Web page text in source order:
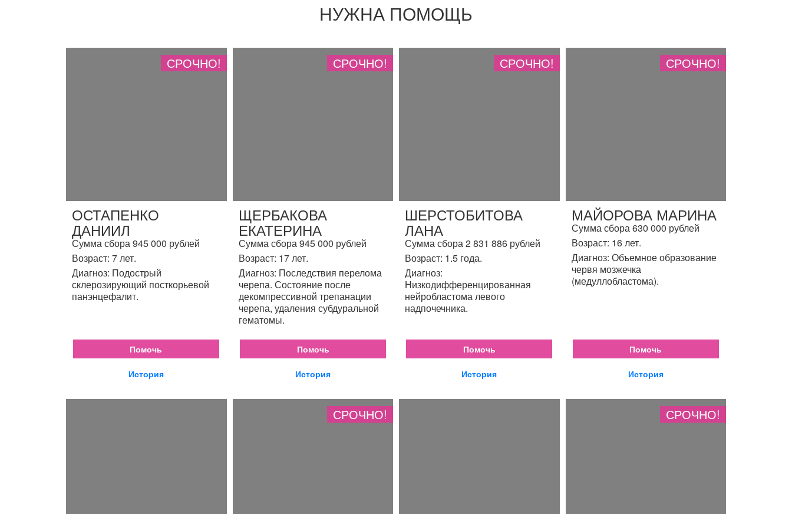
НУЖНА ПОМОЩЬ
СРОЧНО!
ОСТАПЕНКО
ДАНИИЛ
Сумма сбора 945 000 рублей
Возраст: 7 лет.
Диагноз: Подострый
склерозирующий посткорьевой
панэнцефалит.
Помочь
История
СРОЧНО!
ЩЕРБАКОВА
ЕКАТЕРИНА
Сумма сбора 945 000 рублей
Возраст: 17 лет.
Диагноз: Последствия перелома
черепа. Состояние после
декомпрессивной трепанации
черепа, удаления субдуральной
гематомы.
Помочь
История
СРОЧНО!
ШЕРСТОБИТОВА
ЛАНА
Сумма сбора 2 831 886 рублей
Возраст: 1.5 года.
Диагноз:
Низкодифференцированная
нейробластома левого
надпочечника.
Помочь
История
СРОЧНО!
МАЙОРОВА МАРИНА
Сумма сбора 630 000 рублей
Возраст: 16 лет.
Диагноз: Объемное образование
червя мозжечка
(медуллобластома).
Помочь
История
СРОЧНО! СРОЧНО!